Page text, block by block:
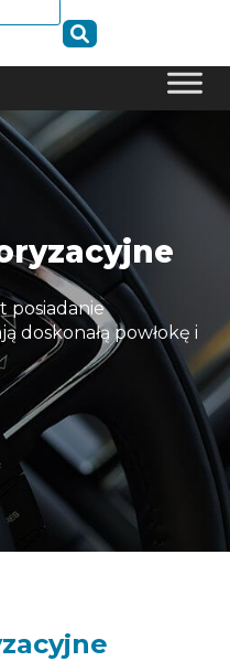
posiadanie
doskonałą powłokę i